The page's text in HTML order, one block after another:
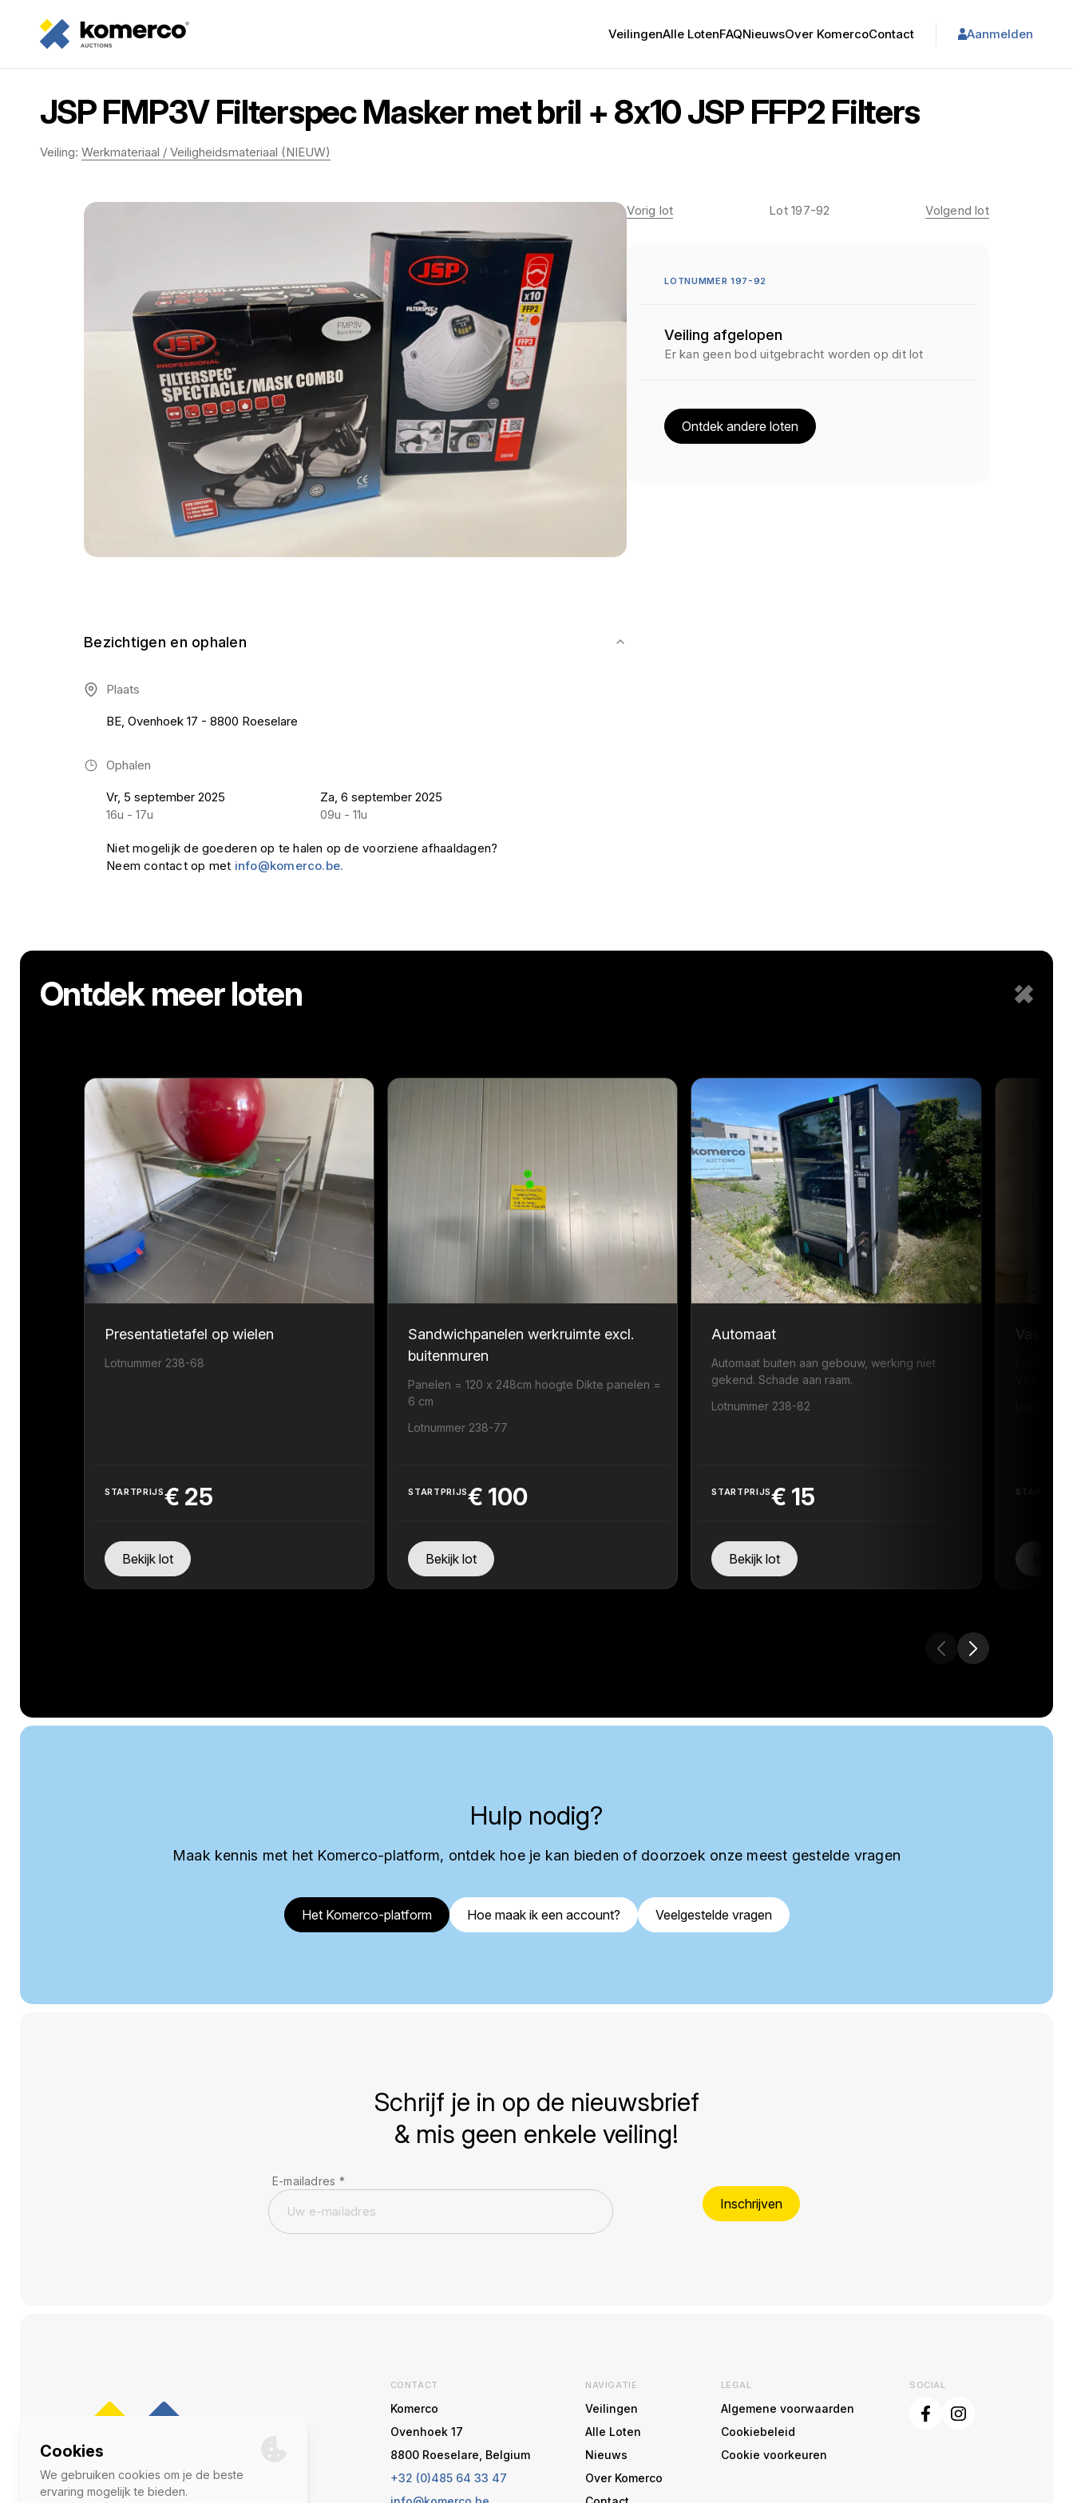
VeilingenAlle LotenFAQNieuwsOver KomercoContact Aanmelden
JSP FMP3V Filterspec Masker met bril + 8x10 JSP FFP2 Filters
Veiling: Werkmateriaal / Veiligheidsmateriaal (NIEUW)
Bezichtigen en ophalen
Plaats
BE, Ovenhoek 17 - 8800 Roeselare
Ophalen
Vr, 5 september 2025
16u - 17u
Za, 6 september 2025
09u - 11u
Niet mogelijk de goederen op te halen op de voorziene afhaaldagen?
Neem contact op met info@komerco.be.
Vorig lot Lot 197-92 Volgend lot
LOTNUMMER 197-92
Veiling afgelopen
Er kan geen bod uitgebracht worden op dit lot
Ontdek andere loten
Ontdek meer loten
Presentatietafel op wielen
Lotnummer 238-68
STARTPRIJS€ 25
Bekijk lot
Sandwichpanelen werkruimte excl.
buitenmuren
Panelen = 120 x 248cm hoogte Dikte panelen =
6 cm
Lotnummer 238-77
STARTPRIJS€ 100
Bekijk lot
Automaat
Automaat buiten aan gebouw, werking niet
gekend. Schade aan raam.
Lotnummer 238-82
STARTPRIJS€ 15
Bekijk lot
Vast
Hulp nodig?
Maak kennis met het Komerco-platform, ontdek hoe je kan bieden of doorzoek onze meest gestelde vragen
Het Komerco-platform Hoe maak ik een account? Veelgestelde vragen
Schrijf je in op de nieuwsbrief
& mis geen enkele veiling!
E-mailadres *
Inschrijven
CONTACT
Komerco
Ovenhoek 17
8800 Roeselare, Belgium
+32 (0)485 64 33 47
NAVIGATIE
Veilingen
Alle Loten
Nieuws
Over Komerco
LEGAL
Algemene voorwaarden
Cookiebeleid
Cookie voorkeuren
SOCIAL